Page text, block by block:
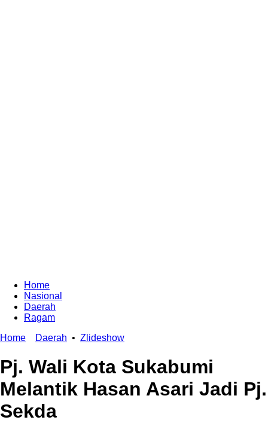
Home
Nasional
Daerah
Ragam
Home
Daerah • Zlideshow
Pj. Wali Kota Sukabumi
Melantik Hasan Asari Jadi Pj.
Sekda